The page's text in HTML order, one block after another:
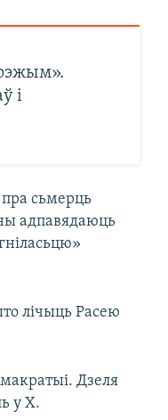
і
пра сьмерць
адпавядаюць
лічыць Расею
Дзеля
у X.